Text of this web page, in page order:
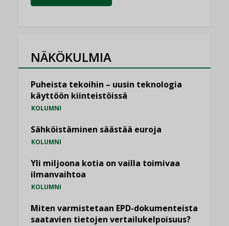
NÄKÖKULMIA
Puheista tekoihin – uusin teknologia
käyttöön kiinteistöissä
KOLUMNI
Sähköistäminen säästää euroja
KOLUMNI
Yli miljoona kotia on vailla toimivaa
ilmanvaihtoa
KOLUMNI
Miten varmistetaan EPD-dokumenteista
saatavien tietojen vertailukelpoisuus?